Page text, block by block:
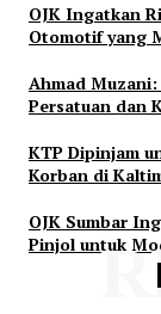
OJK Ingatkan
Otomotif yang
Ahmad Muzani:
Persatuan dan
KTP Dipinjam
Korban di
OJK Sumbar
Pinjol untuk